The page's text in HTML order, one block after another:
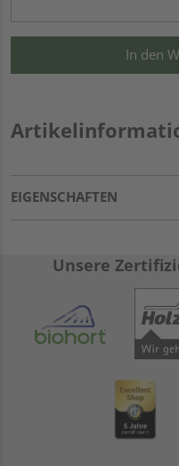
In den
EIGENSCHAFTEN
Unsere